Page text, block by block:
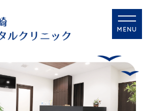
MENU